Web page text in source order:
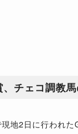
チェコ調教
地2日に行われた